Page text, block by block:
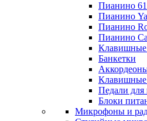
Пианино
Пианино
Пианино
Пианино
Клавишные
Банкетки
Клавишные
Педали
Блоки
Микрофоны и